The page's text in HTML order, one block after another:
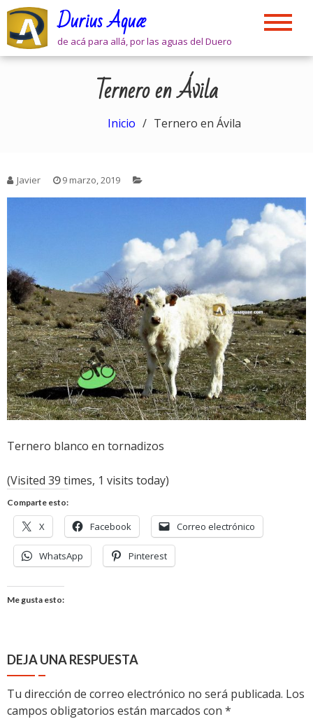
Skip
content
Durius Aquæ
de acá para allá, por las aguas del Duero
Ternero en Ávila
Inicio Ternero en Ávila
Javier 9 marzo, 2019
Ternero blanco en tornadizos
(Visited 39 times, 1 visits today)
Comparte esto:
X Facebook Correo electrónico
WhatsApp Pinterest
Me gusta esto:
DEJA UNA RESPUESTA
Tu dirección de correo electrónico no será publicada. Los
campos obligatorios están marcados con *